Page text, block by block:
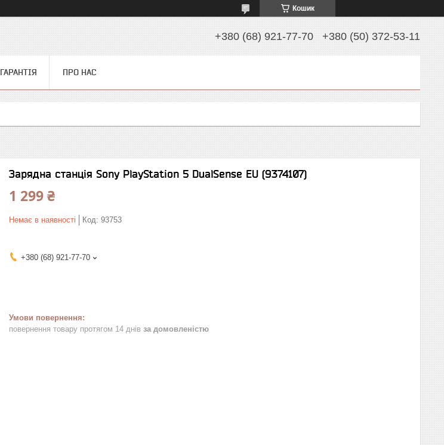
Кошик
+380 (68) 921-77-70 +380 (50) 372-53-11
ГАРАНТІЯ ПРО НАС
Зарядна станція Sony PlayStation 5 DualSense EU (9374107)
1 299 ₴
Немає в наявності Код: 93753
+380 (68) 921-77-70
повернення товару протягом 14 днів за домовленістю